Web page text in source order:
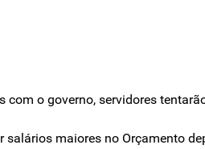
com o governo, servidores
salários maiores no Orçamento